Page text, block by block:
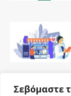
Σεβόμαστε